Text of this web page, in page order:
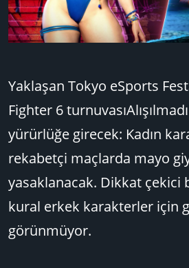
Yaklaşan Tokyo eSports
Fighter 6
yürürlüğe girecek: Kadın
rekabetçi maçlarda mayo
yasaklanacak. Dikkat çekici
kural erkek karakterler için
görünmüyor.